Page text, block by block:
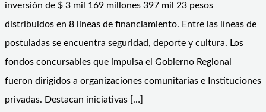
inversión de $ 3 mil 169 millones 397 mil 23 pesos
distribuidos en 8 líneas de financiamiento. Entre las líneas de
postuladas se encuentra seguridad, deporte y cultura. Los
fondos concursables que impulsa el Gobierno Regional
fueron dirigidos a organizaciones comunitarias e Instituciones
privadas. Destacan iniciativas […]